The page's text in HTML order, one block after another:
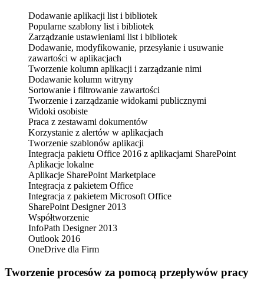
Dodawanie aplikacji list i bibliotek
Popularne szablony list i bibliotek
Zarządzanie ustawieniami list i bibliotek
Dodawanie, modyfikowanie, przesyłanie i usuwanie
zawartości w aplikacjach
Tworzenie kolumn aplikacji i zarządzanie nimi
Dodawanie kolumn witryny
Sortowanie i filtrowanie zawartości
Tworzenie i zarządzanie widokami publicznymi
Widoki osobiste
Praca z zestawami dokumentów
Korzystanie z alertów w aplikacjach
Tworzenie szablonów aplikacji
Integracja pakietu Office 2016 z aplikacjami SharePoint
Aplikacje lokalne
Aplikacje SharePoint Marketplace
Integracja z pakietem Office
Integracja z pakietem Microsoft Office
SharePoint Designer 2013
Współtworzenie
InfoPath Designer 2013
Outlook 2016
OneDrive dla Firm
Tworzenie procesów za pomocą przepływów pracy